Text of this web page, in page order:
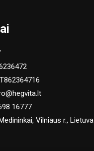
16777
Vilniaus r., Lietuva